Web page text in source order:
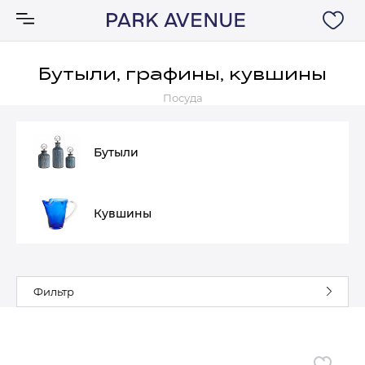
Ковры
Акции
Бутыли, графины, кувшины
Посуда
Бутыли
Кувшины
Фильтр